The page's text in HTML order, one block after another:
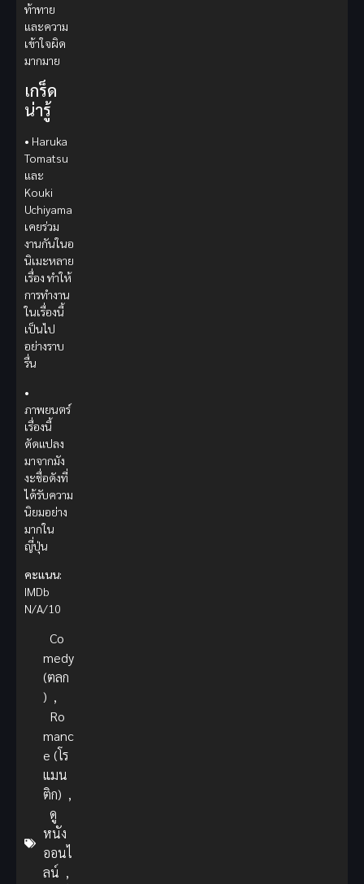
ท้าทาย
และความ
เข้าใจผิด
มากมาย
เกร็ด
น่ารู้
• Haruka
Tomatsu
และ
Kouki
Uchiyama
เคยร่วม
งานกันในอ
นิเมะหลาย
เรื่อง ทำให้
การทำงาน
ในเรื่องนี้
เป็นไป
อย่างราบ
รื่น
•
ภาพยนตร์
เรื่องนี้
ดัดแปลง
มาจากมัง
งะชื่อดังที่
ได้รับความ
นิยมอย่าง
มากใน
ญี่ปุ่น
คะแนน:
IMDb
N/A/10
Co
medy
(ตลก
) ,
Ro
manc
e (โร
แมน
ติก) ,
ดู
หนัง
ออนไ
ลน์ ,